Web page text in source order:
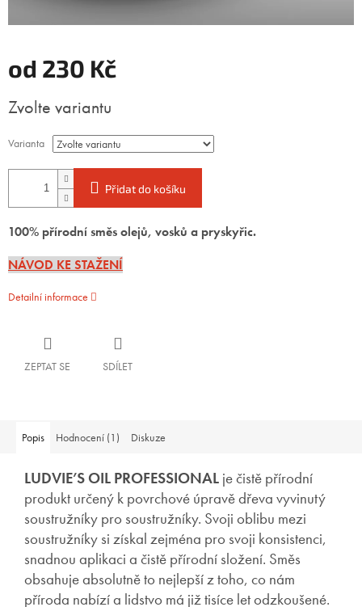
od 230 Kč
cena:
Zvolte variantu
Varianta
Přidat do košíku
100% přírodní směs olejů, vosků a pryskyřic.
NÁVOD KE STAŽENÍ
Detailní informace
ZEPTAT SE SDÍLET
Popis Hodnocení (1) Diskuze
LUDVIE’S OIL PROFESSIONAL je čistě přírodní
produkt určený k povrchové úpravě dřeva vyvinutý
soustružníky pro soustružníky. Svoji oblibu mezi
soustružníky si získal zejména pro svoji konsistenci,
snadnou aplikaci a čistě přírodní složení. Směs
obsahuje absolutně to nejlepší z toho, co nám
příroda nabízí a lidstvo má již tisíce let odzkoušené.